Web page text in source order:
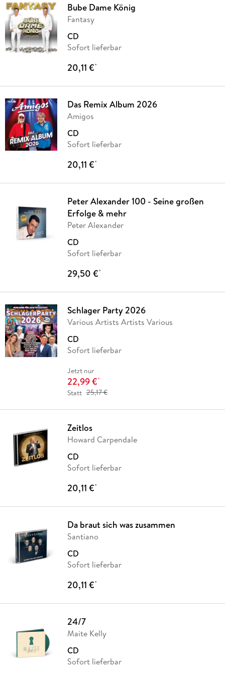
Bube Dame König
Fantasy
CD
Sofort lieferbar
20,11 €*
Das Remix Album 2026
Amigos
CD
Sofort lieferbar
20,11 €*
Peter Alexander 100 - Seine großen
Erfolge & mehr
Peter Alexander
CD
Sofort lieferbar
29,50 €*
Schlager Party 2026
Various Artists Artists Various
CD
Sofort lieferbar
Jetzt nur
22,99 €*
Statt 25,17 €
Zeitlos
Howard Carpendale
CD
Sofort lieferbar
20,11 €*
Da braut sich was zusammen
Santiano
CD
Sofort lieferbar
20,11 €*
24/7
Maite Kelly
CD
Sofort lieferbar